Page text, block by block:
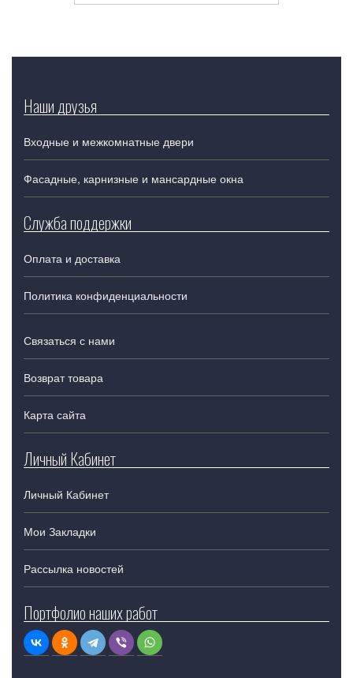
Наши друзья
Входные и межкомнатные двери
Фасадные, карнизные и мансардные окна
Служба поддержки
Оплата и доставка
Политика конфиденциальности
Связаться с нами
Возврат товара
Карта сайта
Личный Кабинет
Личный Кабинет
Мои Закладки
Рассылка новостей
Портфолио наших работ